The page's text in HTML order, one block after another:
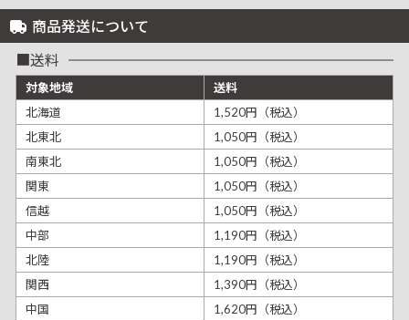
商品発送について
送料
対象地域
送料
北海道
1,520円（税込）
北東北
1,050円（税込）
南東北
1,050円（税込）
関東
1,050円（税込）
信越
1,050円（税込）
中部
1,190円（税込）
北陸
1,190円（税込）
関西
1,390円（税込）
中国
1,620円（税込）